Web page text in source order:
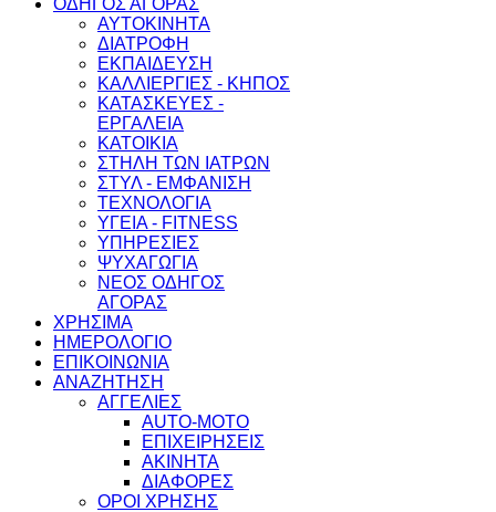
ΟΔΗΓΟΣ ΑΓΟΡΑΣ
ΑΥΤΟΚΙΝΗΤΑ
ΔΙΑΤΡΟΦΗ
ΕΚΠΑΙΔΕΥΣΗ
ΚΑΛΛΙΕΡΓΙΕΣ - ΚΗΠΟΣ
ΚΑΤΑΣΚΕΥΕΣ -
ΕΡΓΑΛΕΙΑ
ΚΑΤΟΙΚΙΑ
ΣΤΗΛΗ ΤΩΝ ΙΑΤΡΩΝ
ΣΤΥΛ - ΕΜΦΑΝΙΣΗ
ΤΕΧΝΟΛΟΓΙΑ
ΥΓΕΙΑ - FITNESS
ΥΠΗΡΕΣΙΕΣ
ΨΥΧΑΓΩΓΙΑ
ΝΕΟΣ ΟΔΗΓΟΣ
ΑΓΟΡΑΣ
ΧΡΗΣΙΜΑ
ΗΜΕΡΟΛΟΓΙΟ
ΕΠΙΚΟΙΝΩΝΙΑ
ΑΝΑΖΗΤΗΣΗ
ΑΓΓΕΛΙΕΣ
AUTO-MOTO
ΕΠΙΧΕΙΡΗΣΕΙΣ
ΑΚΙΝΗΤΑ
ΔΙΑΦΟΡΕΣ
ΟΡΟΙ ΧΡΗΣΗΣ